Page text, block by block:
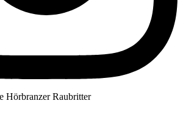
Hörbranzer Raubritter